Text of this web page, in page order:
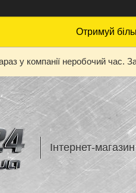
Отримуй
у компанії неробочий час.
Інтернет-